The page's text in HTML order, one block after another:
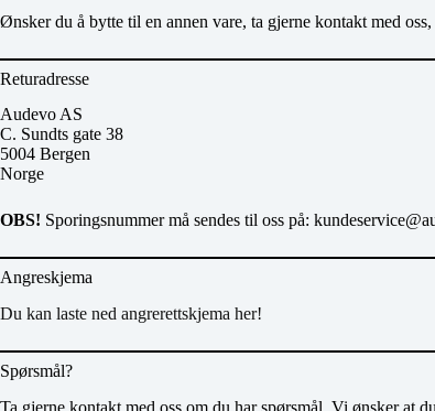
Ønsker du å bytte til en annen vare, ta gjerne kontakt med
Returadresse
Audevo AS
C. Sundts gate 38
5004 Bergen
Norge
OBS! Sporingsnummer må sendes til oss på:
Angreskjema
Du kan laste ned angrerettskjema her!
Spørsmål?
Ta gjerne kontakt med oss om du har spørsmål. Vi ønsker at